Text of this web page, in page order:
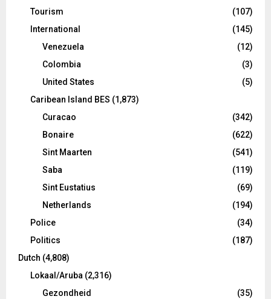
Tourism
(107)
International
(145)
Venezuela
(12)
Colombia
(3)
United States
(5)
Caribean Island BES (1,873)
Curacao
(342)
Bonaire
(622)
Sint Maarten
(541)
Saba
(119)
Sint Eustatius
(69)
Netherlands
(194)
Police
(34)
Politics
(187)
Dutch (4,808)
Lokaal/Aruba (2,316)
Gezondheid
(35)